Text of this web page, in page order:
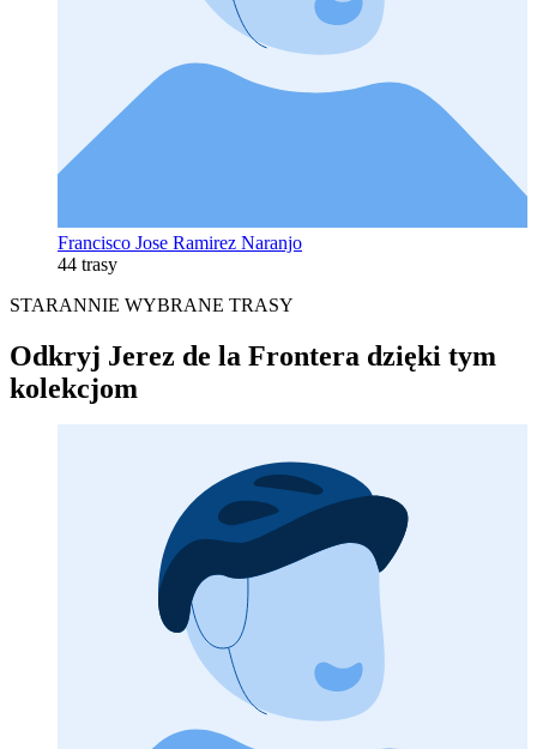
Francisco Jose Ramirez Naranjo
44 trasy
STARANNIE WYBRANE TRASY
Odkryj Jerez de la Frontera dzięki tym
kolekcjom